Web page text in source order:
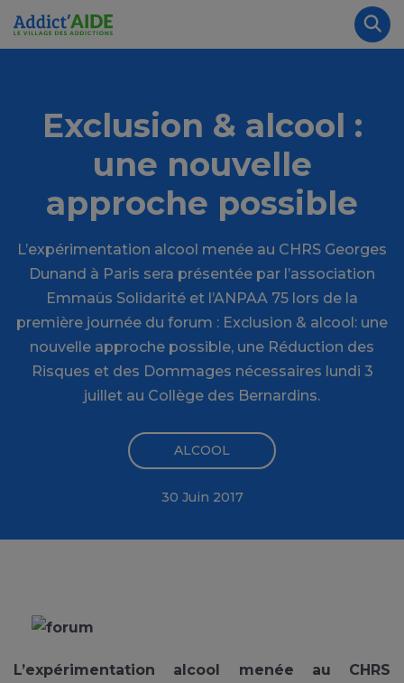
Aller au contenu principal
Exclusion & alcool :
une nouvelle
approche possible
L’expérimentation alcool menée au CHRS Georges
Dunand à Paris sera présentée par l’association
Emmaüs Solidarité et l’ANPAA 75 lors de la
première journée du forum : Exclusion & alcool: une
nouvelle approche possible, une Réduction des
Risques et des Dommages nécessaires lundi 3
juillet au Collège des Bernardins.
ALCOOL
30 Juin 2017
L’expérimentation alcool menée au CHRS
Panneau de gestion des cookies